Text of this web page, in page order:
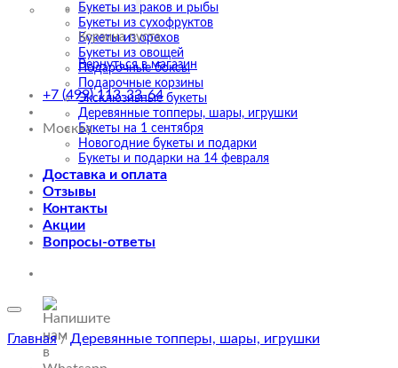
Букеты из раков и рыбы
Букеты из сухофруктов
Букеты из орехов
Букеты из овощей
Подарочные боксы
Подарочные корзины
Эксклюзивные букеты
Деревянные топперы, шары, игрушки
Букеты на 1 сентября
Новогодние букеты и подарки
Букеты и подарки на 14 февраля
Доставка и оплата
Отзывы
Контакты
Акции
Вопросы-ответы
Корзина пуста.
Вернуться в магазин
+7 (499) 113-33-64
Москва
Главная / Деревянные топперы, шары, игрушки